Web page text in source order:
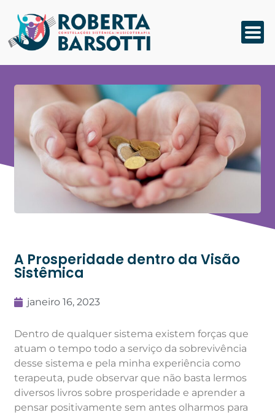
A Prosperidade dentro da Visão
Sistêmica
janeiro 16, 2023
Dentro de qualquer sistema existem forças que
atuam o tempo todo a serviço da sobrevivência
desse sistema e pela minha experiência como
terapeuta, pude observar que não basta lermos
diversos livros sobre prosperidade e aprender a
pensar positivamente sem antes olharmos para